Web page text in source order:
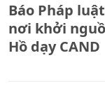
Báo Pháp
nơi khởi
Hồ dạy CAND